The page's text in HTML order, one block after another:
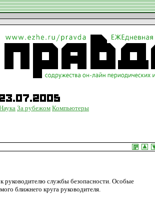
За рубежом Компьютеры
руководителю службы безопасности. Особые
ближнего круга руководителя.